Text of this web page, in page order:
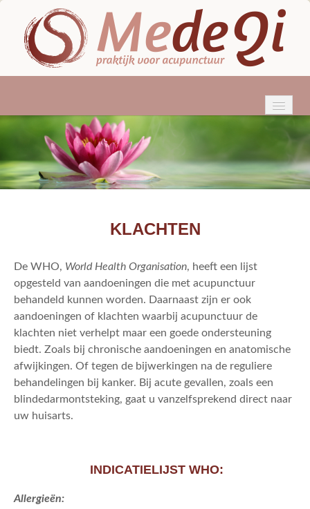
HOME
WIE BEN IK?
ACUPUNCTUUR
TARIEVEN & VERGOEDINGEN
ACTUEEL
KLACHTEN
De WHO, World Health Organisation, heeft een lijst
opgesteld van aandoeningen die met acupunctuur
behandeld kunnen worden. Daarnaast zijn er ook
aandoeningen of klachten waarbij acupunctuur de
klachten niet verhelpt maar een goede ondersteuning
biedt. Zoals bij chronische aandoeningen en anatomische
afwijkingen. Of tegen de bijwerkingen na de reguliere
behandelingen bij kanker. Bij acute gevallen, zoals een
blindedarmontsteking, gaat u vanzelfsprekend direct naar
uw huisarts.
INDICATIELIJST WHO:
Allergieën: